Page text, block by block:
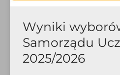
Wyniki
Samorządu
2025/2026